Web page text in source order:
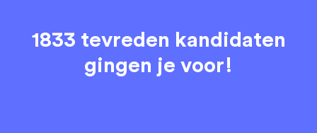
1833 tevreden kandidaten
gingen je voor!